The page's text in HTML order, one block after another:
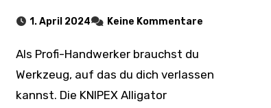
1. April 2024 Keine Kommentare
Als Profi-Handwerker brauchst du
Werkzeug, auf das du dich verlassen
kannst. Die KNIPEX Alligator